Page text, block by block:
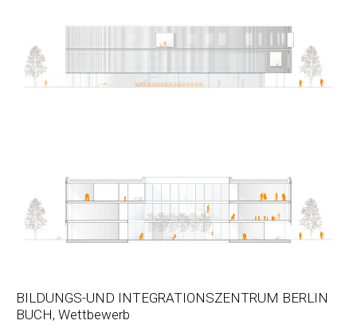
BILDUNGS-UND INTEGRATIONSZENTRUM BERLIN
BUCH, Wettbewerb